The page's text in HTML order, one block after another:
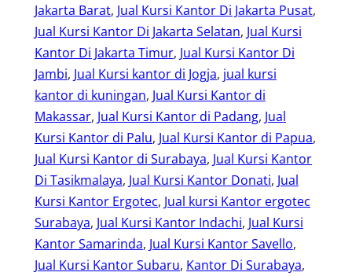
Jakarta Barat, Jual Kursi Kantor Di Jakarta Pusat
Jual Kursi Kantor Di Jakarta Selatan, Jual Kursi
Kantor Di Jakarta Timur, Jual Kursi Kantor Di
Jambi, Jual Kursi kantor di Jogja, jual kursi
kantor di kuningan, Jual Kursi Kantor di
Makassar, Jual Kursi Kantor di Padang, Jual
Kursi Kantor di Palu, Jual Kursi Kantor di Papua
Jual Kursi Kantor di Surabaya, Jual Kursi Kantor
Di Tasikmalaya, Jual Kursi Kantor Donati, Jual
Kursi Kantor Ergotec, Jual kursi Kantor ergotec
Surabaya, Jual Kursi Kantor Indachi, Jual Kursi
Kantor Samarinda, Jual Kursi Kantor Savello
Jual Kursi Kantor Subaru, Kantor Di Surabaya